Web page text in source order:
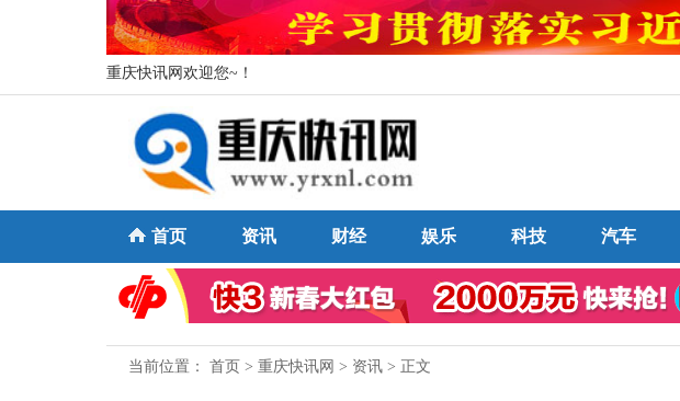
重庆快讯网欢迎您~！
首页 资讯 财经 娱乐 科技 汽车
当前位置： 首页 > 重庆快讯网 > 资讯 > 正文